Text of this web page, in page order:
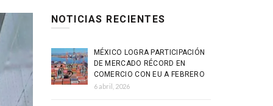
NOTICIAS RECIENTES
MÉXICO LOGRA PARTICIPACIÓN
DE MERCADO RÉCORD EN
COMERCIO CON EU A FEBRERO
6 abril, 2026